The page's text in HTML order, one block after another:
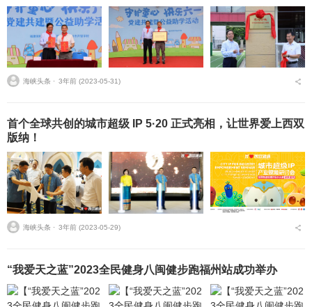
海峡头条 ⋅ 3年前 (2023-05-31)
首个全球共创的城市超级 IP 5·20 正式亮相，让世界爱上西双
版纳！
海峡头条 ⋅ 3年前 (2023-05-29)
“我爱天之蓝”2023全民健身八闽健步跑福州站成功举办